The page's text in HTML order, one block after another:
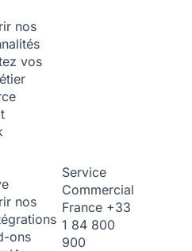
nos
vos
nos
ons
Service
Commercial
France +33
1 84 800
900